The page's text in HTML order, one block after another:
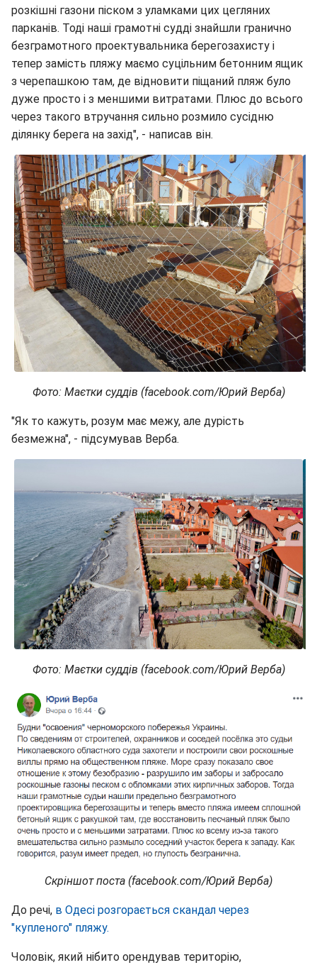
розкішні газони піском з уламками цих цегляних
парканів. Тоді наші грамотні судді знайшли гранично
безграмотного проектувальника берегозахисту і
тепер замість пляжу маємо суцільним бетонним ящик
з черепашкою там, де відновити піщаний пляж було
дуже просто і з меншими витратами. Плюс до всього
через такого втручання сильно розмило сусідню
ділянку берега на захід", - написав він.
Фото: Маєтки суддів (facebook.com/Юрий Верба)
"Як то кажуть, розум має межу, але дурість
безмежна", - підсумував Верба.
Фото: Маєтки суддів (facebook.com/Юрий Верба)
Скріншот поста (facebook.com/Юрий Верба)
До речі, в Одесі розгорається скандал через
"купленого" пляжу.
Чоловік, який нібито орендував територію,